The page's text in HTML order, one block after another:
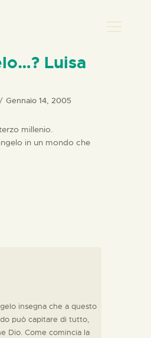
Luisa
Gennaio 14, 2005
millenio.
in un mondo che
insegna che a questo
può capitare di tutto,
Dio. Come comincia la